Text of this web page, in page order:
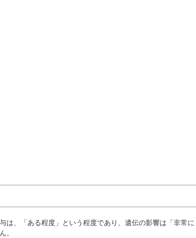
は、「ある程度」という程度であり、遺伝の影響は「非常に
。